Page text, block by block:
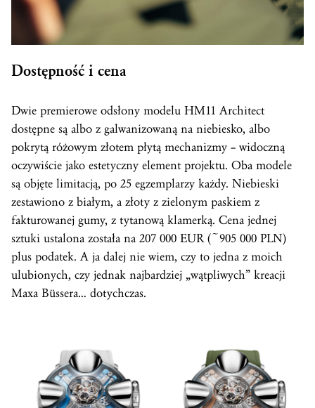
Dostępność i cena
Dwie premierowe odsłony modelu HM11 Architect
dostępne są albo z galwanizowaną na niebiesko, albo
pokrytą różowym złotem płytą mechanizmy – widoczną
oczywiście jako estetyczny element projektu. Oba modele
są objęte limitacją, po 25 egzemplarzy każdy. Niebieski
zestawiono z białym, a złoty z zielonym paskiem z
fakturowanej gumy, z tytanową klamerką. Cena jednej
sztuki ustalona została na 207 000 EUR (~905 000 PLN)
plus podatek. A ja dalej nie wiem, czy to jedna z moich
ulubionych, czy jednak najbardziej „wątpliwych” kreacji
Maxa Büssera… dotychczas.